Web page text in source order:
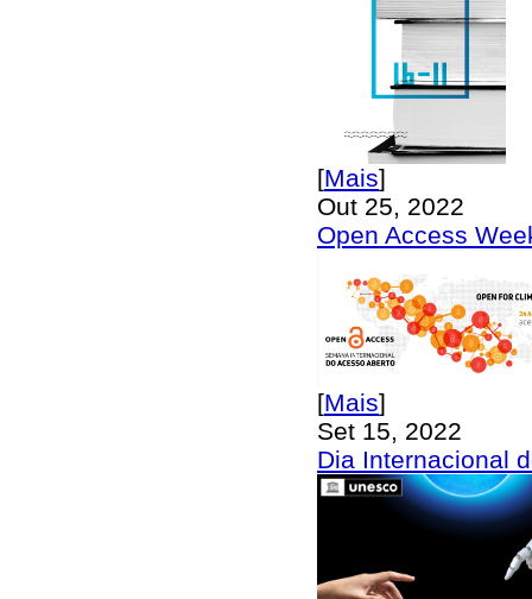
[Mais]
Out 25, 2022
Open Access
[Mais]
Set 15, 2022
Dia Internacional